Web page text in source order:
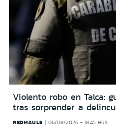
Violento robo en Talca:
tras sorprender a
REDMAULE 06/08/2026 - 18:45 HRS